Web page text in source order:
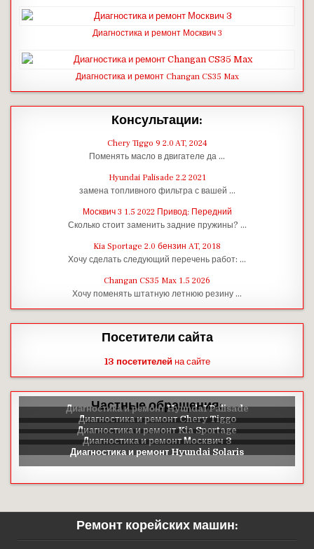
Диагностика и ремонт Москвич 3
Диагностика и ремонт Changan CS35 Max
Консультации:
Chery Tiggo 9 2.0 AT, 2024
Поменять масло в двигателе да …
Hyundai Palisade 2.2 2021
замена топливного фильтра с вашей …
Москвич 3 1.5 2022 Привод: Передний
Сколько стоит заменить задние пружины? …
Kia Sportage 2.0 бензин AT, 2018
Хочу сделать следующий перечень работ: …
Changan CS35 Max 1.5 2026
Хочу поменять штатную летнюю резину …
Посетители сайта
13 посетителейна сайте
Частные обращения:
Ремонт корейских машин: